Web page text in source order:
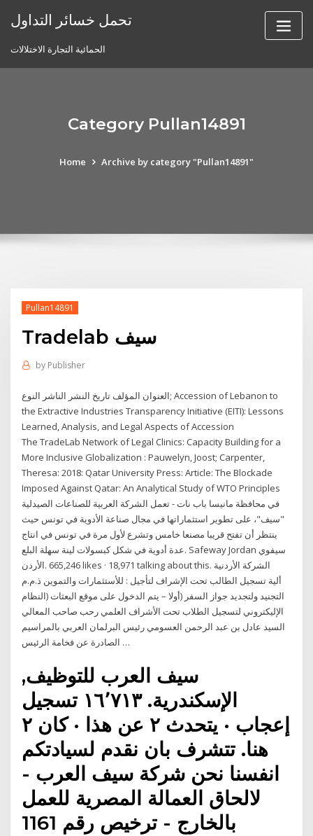
تحمل خسائر التداول
الحمائية التجارة الاختلالات
Category Pullan14891
Home Archive by category "Pullan14891"
Pullan14891
Tradelab سيف
by Publisher
العنوان المؤلف تاريخ النشر الناشر النوع; Accession of Lebanon to
the Extractive Industries Transparency Initiative (EITI): Lessons
Learned, Analysis, and Legal Aspects of Accession
The TradeLab Network of Legal Clinics: Capacity Building for a
More Inclusive Globalization : Pauwelyn, Joost; Carpenter,
Theresa: 2018: Qatar University Press: Article: The Blockade
Imposed Against Qatar: An Analytical Study of WTO Principles
في محافظة مانيسا باب نات - تعمل الشركة العربية للصناعات الصيدلية
"سيف"، على تطوير استثماراتها في مجال صناعة الأدوية في تونس حيث
ينتظر أن تفتح قريبا مصنعا خامس وتشرع لأول مرة في تونس في انتاج
عدة أدوية في شكل كبسولات لينة سهلة البلع. ‎Safeway Jordan سيفوي
الأردن‎. 665,246 likes · 18,971 talking about this. ‎الشركة الأردنية
للأستثمارات والتموين ذ.م.م‎ : ألية تسجيل الطالب تحت الإشراف لتأجيل
التجنيد ولتجديد جواز السفر (أولا – يتم الدخول على موقع البعثات (النظام
الإليكتروني لتسجيل الطلاب تحت الأشراف العلمي رحب صاحب المعالي
السيد عادل بن عبد الرحمن العسومي رئيس البرلمان العربي بالمراسيم
الصادرة عن فخامة الرئيس …
‏سيف العرب للتوظيف‏,
‏الإسكندرية‏. ‏‏١٦٬٧١٣‏ تسجيل
هنا‏. ‏تتشرف بان نقدم لسيادتكم
انفسنا نحن شركة سيف العرب -
لالحاق العمالة المصرية للعمل
بالخارج - ترخيص رقم 1161